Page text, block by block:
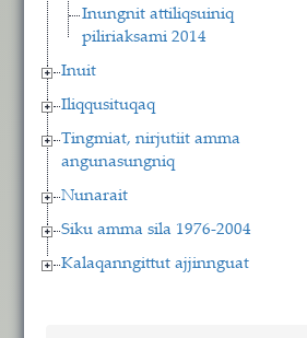
Inungnit attiliqsuiniq
piliriaksami 2014
Inuit
Iliqqusituqaq
Tingmiat, nirjutiit amma
angunasungniq
Nunarait
Siku amma sila 1976-2004
Kalaqanngittut ajjinnguat